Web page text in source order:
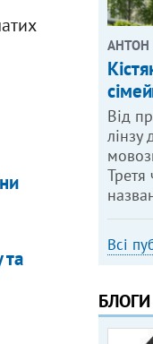
та
АНТОН
Від
лінзу
Третя
Всі
БЛОГИ